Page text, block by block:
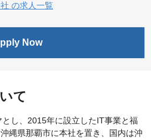
の求人一覧
Now
て
し、2015年に設立したIT事業と福
縄県那覇市に本社を置き、国内は沖